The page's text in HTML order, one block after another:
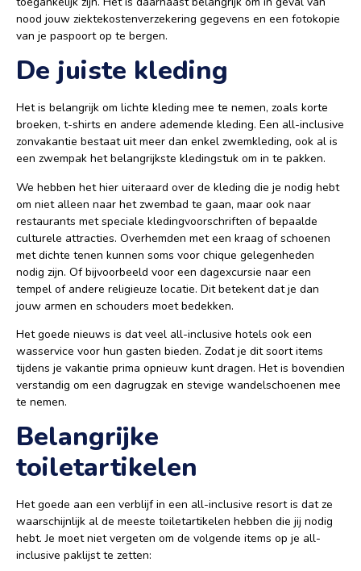
nood jouw ziektekostenverzekering gegevens en een fotokopie
van je paspoort op te bergen.
De juiste kleding
Het is belangrijk om lichte kleding mee te nemen, zoals korte
broeken, t-shirts en andere ademende kleding. Een all-inclusive
zonvakantie bestaat uit meer dan enkel zwemkleding, ook al is
een zwempak het belangrijkste kledingstuk om in te pakken.
We hebben het hier uiteraard over de kleding die je nodig hebt
om niet alleen naar het zwembad te gaan, maar ook naar
restaurants met speciale kledingvoorschriften of bepaalde
culturele attracties. Overhemden met een kraag of schoenen
met dichte tenen kunnen soms voor chique gelegenheden
nodig zijn. Of bijvoorbeeld voor een dagexcursie naar een
tempel of andere religieuze locatie. Dit betekent dat je dan
jouw armen en schouders moet bedekken.
Het goede nieuws is dat veel all-inclusive hotels ook een
wasservice voor hun gasten bieden. Zodat je dit soort items
tijdens je vakantie prima opnieuw kunt dragen. Het is bovendien
verstandig om een dagrugzak en stevige wandelschoenen mee
te nemen.
Belangrijke
toiletartikelen
Het goede aan een verblijf in een all-inclusive resort is dat ze
waarschijnlijk al de meeste toiletartikelen hebben die jij nodig
hebt. Je moet niet vergeten om de volgende items op je all-
inclusive paklijst te zetten: